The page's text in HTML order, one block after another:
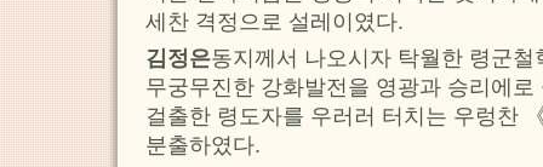
세찬 격정으로 설레이였다.
김정은동지께서 나오시자 탁월한 령군
무궁무진한 강화발전을 영광과 승리에
걸출한 령도자를 우러러 터치는 우렁찬
분출하였다.